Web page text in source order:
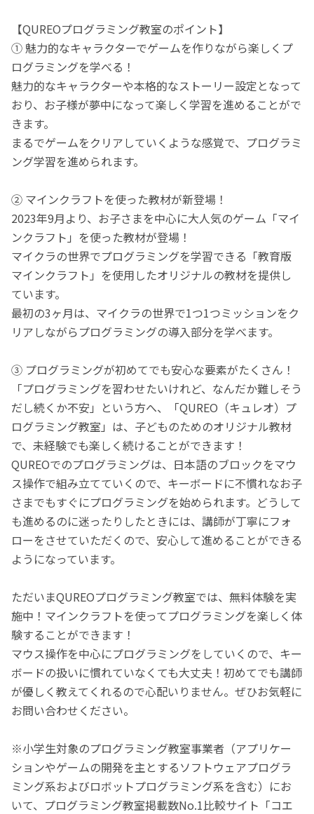
【QUREOプログラミング教室のポイント】
① 魅力的なキャラクターでゲームを作りながら楽しくプ
ログラミングを学べる！
魅力的なキャラクターや本格的なストーリー設定となって
おり、お子様が夢中になって楽しく学習を進めることがで
きます。
まるでゲームをクリアしていくような感覚で、プログラミ
ング学習を進められます。
② マインクラフトを使った教材が新登場！
2023年9月より、お子さまを中心に大人気のゲーム「マイ
ンクラフト」を使った教材が登場！
マイクラの世界でプログラミングを学習できる「教育版
マインクラフト」を使用したオリジナルの教材を提供し
ています。
最初の3ヶ月は、マイクラの世界で1つ1つミッションをク
リアしながらプログラミングの導入部分を学べます。
③ プログラミングが初めてでも安心な要素がたくさん！
「プログラミングを習わせたいけれど、なんだか難しそう
だし続くか不安」という方へ、「QUREO（キュレオ）プ
ログラミング教室」は、子どものためのオリジナル教材
で、未経験でも楽しく続けることができます！
QUREOでのプログラミングは、日本語のブロックをマウ
ス操作で組み立てていくので、キーボードに不慣れなお子
さまでもすぐにプログラミングを始められます。どうして
も進めるのに迷ったりしたときには、講師が丁寧にフォ
ローをさせていただくので、安心して進めることができる
ようになっています。
ただいまQUREOプログラミング教室では、無料体験を実
施中！マインクラフトを使ってプログラミングを楽しく体
験することができます！
マウス操作を中心にプログラミングをしていくので、キー
ボードの扱いに慣れていなくても大丈夫！初めてでも講師
が優しく教えてくれるので心配いりません。ぜひお気軽に
お問い合わせください。
※小学生対象のプログラミング教室事業者（アプリケー
ションやゲームの開発を主とするソフトウェアプログラ
ミング系およびロボットプログラミング系を含む）にお
いて、プログラミング教室掲載数No.1比較サイト「コエ